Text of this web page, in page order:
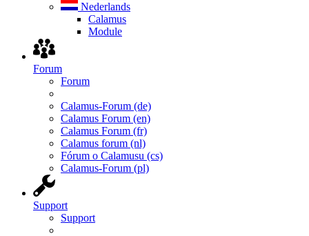
Nederlands
Calamus
Module
Forum
Forum
Calamus-Forum (de)
Calamus Forum (en)
Calamus Forum (fr)
Calamus forum (nl)
Fórum o Calamusu (cs)
Calamus-Forum (pl)
Support
Support